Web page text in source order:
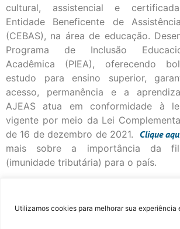
Utilizamos cookies para melhorar sua
cultural, assistencial e
Entidade Beneficente de
(CEBAS), na área de educação.
Programa de Inclusão
Acadêmica (PIEA), oferecendo
estudo para ensino superior,
acesso, permanência e a
AJEAS atua em conformidade à
vigente por meio da Lei
de 16 de dezembro de 2021. Clique
mais sobre a importância da
(imunidade tributária) para o país.